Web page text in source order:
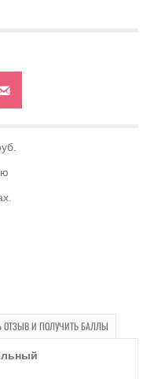
ОТЗЫВ И ПОЛУЧИТЬ БАЛЛЫ